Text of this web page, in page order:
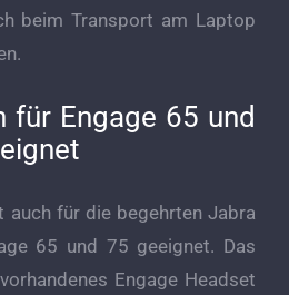
beim Transport am Laptop
für Engage 65 und
auch für die begehrten Jabra
65 und 75 geeignet. Das
Engage Headset